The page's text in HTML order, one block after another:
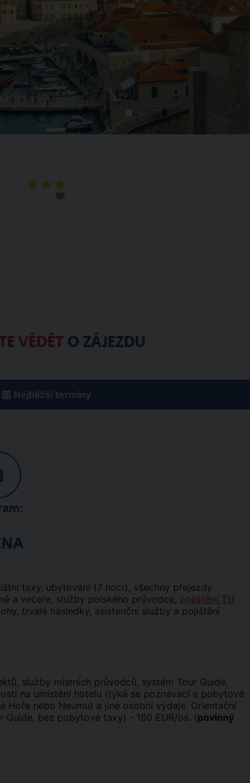
VĚDĚT O ZÁJEZDU
Nejbližší termíny
taxy, ubytování (7 nocí), všechny přejezdy
a večeře, služby polského průvodce, pojištění TU
trvalé následky, asistenční služby a pojištění
služby místních průvodců, systém Tour Guide,
na umístění hotelu (týká se poznávací a pobytové
nebo Neumu) a jiné osobní výdaje. Orientační
Guide, bez pobytové taxy) - 160 EUR/os. (povinný